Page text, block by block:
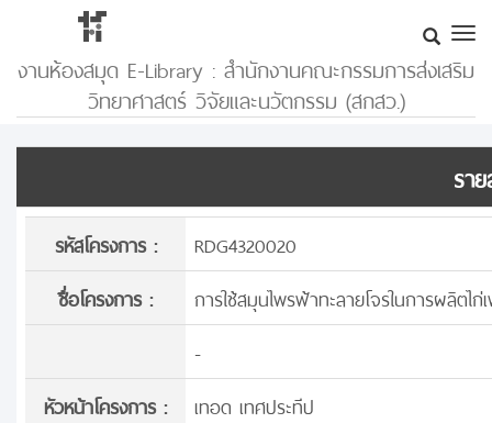
งานห้องสมุด E-Library : สำนักงานคณะกรรมการส่งเสริม
วิทยาศาสตร์ วิจัยและนวัตกรรม (สกสว.)
รา
รหัสโครงการ :
RDG4320020
ชื่อโครงการ :
การใช้สมุนไพรฟ้าทะลายโจรในการผลิตไ
-
หัวหน้าโครงการ :
เทอด เทศประทีป